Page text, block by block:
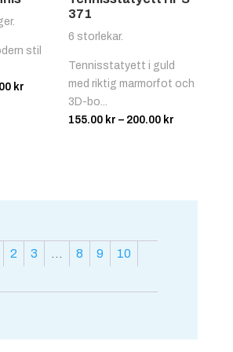
stil
krPrisintervall:
280.00 kr
371
6 storlekar.
Tennisstatyett i guld
med riktig marmorfot och
3D-bo...
155.00 kr – 200.00 kr
2 3 … 8 9
10